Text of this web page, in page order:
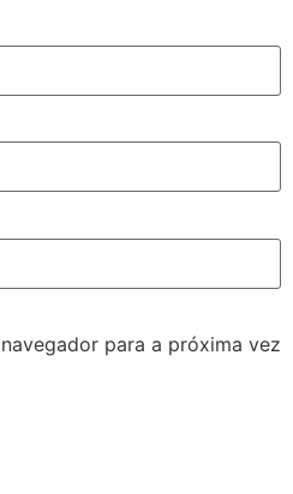
para a próxima vez